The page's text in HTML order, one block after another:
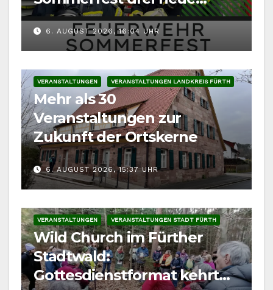
Fahrzeuge
6. AUGUST 2026, 16:04 UHR
VERANSTALTUNGEN VERANSTALTUNGEN LANDKREIS FÜRTH
Mehr als 30
Veranstaltungen zur
Zukunft der Ortskerne
6. AUGUST 2026, 15:37 UHR
VERANSTALTUNGEN VERANSTALTUNGEN STADT FÜRTH
Wild Church im Fürther
Stadtwald:
Gottesdienstformat kehrt